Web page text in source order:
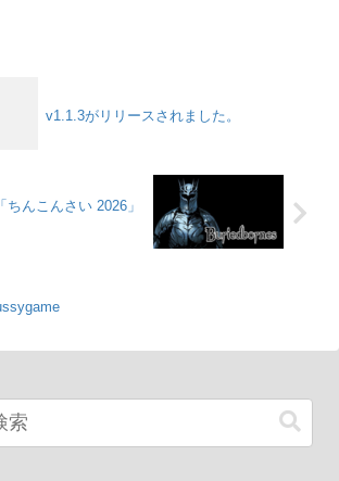
v1.1.3がリリースされました。
んこんさい 2026」